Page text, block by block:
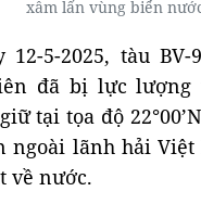
xâm lấn vùng biển
5-2025, tàu BV-
đã bị lực lượng
tại tọa độ
ngoài lãnh hải Việt
về nước.